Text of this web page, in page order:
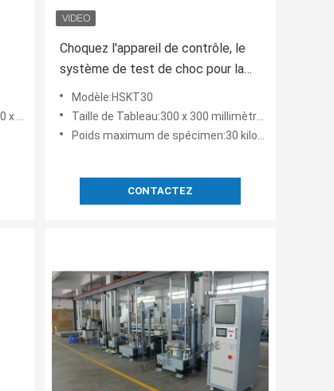
Choquez l'appareil de contrôle, le
système de test de choc pour la
batterie et l'électronique avec la
charge utile 30kg
Modèle:HSKT30
Taille de Tableau:300 x 300 millimètres
Poids maximum de spécimen:30 kilogrammes
CONTACTEZ